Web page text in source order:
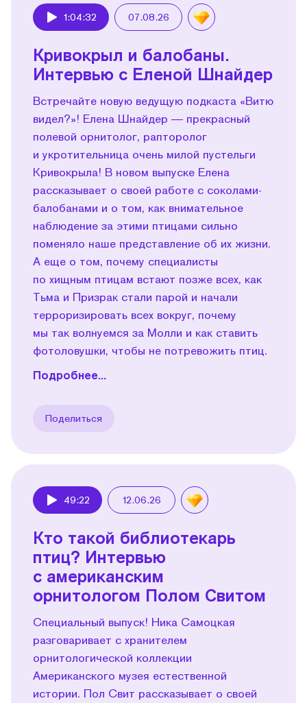
1:04:32 07.08.26
Кривокрыл и балобаны.
Интервью с Еленой Шнайдер
Встречайте новую ведущую подкаста «Витю
видел?»! Елена Шнайдер — прекрасный
полевой орнитолог, рапторолог
и укротительница очень милой пустельги
Кривокрыла! В новом выпуске Елена
рассказывает о своей работе с соколами-
балобанами и о том, как внимательное
наблюдение за этими птицами сильно
поменяло наше представление об их жизни.
А еще о том, почему специалисты
по хищным птицам встают позже всех, как
Тьма и Призрак стали парой и начали
терроризировать всех вокруг, почему
мы так волнуемся за Молли и как ставить
фотоловушки, чтобы не потревожить птиц.
Подробнее...
Поделиться
49:22 12.06.26
Кто такой библиотекарь
птиц? Интервью
с американским
орнитологом Полом Свитом
Специальный выпуск! Ника Самоцкая
разговаривает с хранителем
орнитологической коллекции
Американского музея естественной
истории. Пол Свит рассказывает о своей